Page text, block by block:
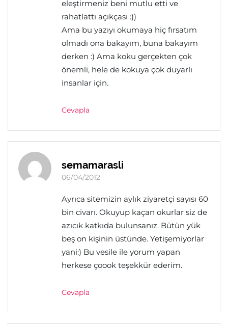
eleştirmeniz beni mutlu etti ve
rahatlattı açıkçası :))
Ama bu yazıyı okumaya hiç fırsatım
olmadı ona bakayım, buna bakayım
derken :) Ama koku gerçekten çok
önemli, hele de kokuya çok duyarlı
insanlar için.
Cevapla
semamarasli
06/04/2012
Ayrıca sitemizin aylık ziyaretçi sayısı 60
bin civarı. Okuyup kaçan okurlar siz de
azıcık katkıda bulunsanız. Bütün yük
beş on kişinin üstünde. Yetişemiyorlar
yani:) Bu vesile ile yorum yapan
herkese çoook teşekkür ederim.
Cevapla